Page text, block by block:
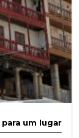
um lugar